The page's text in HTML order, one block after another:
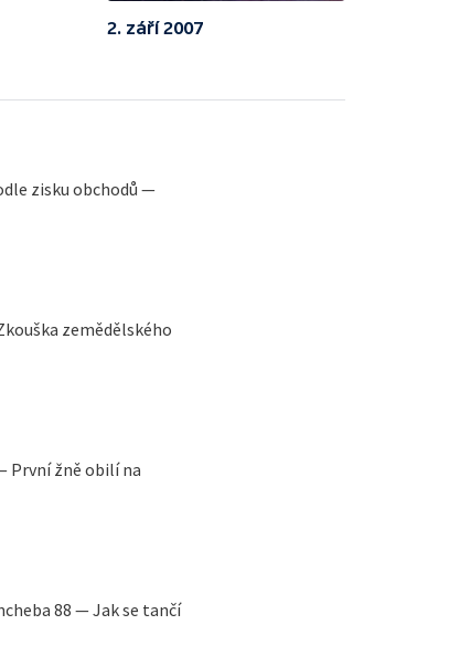
2. září 2007
zisku obchodů —
zemědělského
První žně obilí na
88 — Jak se tančí